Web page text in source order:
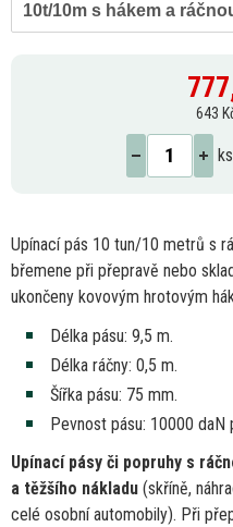
10t/10m s hákem a
643
ks
Upínací pás 10 tun/10 metrů s
břemene při přepravě nebo
ukončeny kovovým hrotovým
Délka pásu: 9,5 m.
Délka ráčny: 0,5 m.
Šířka pásu: 75 mm.
Pevnost pásu: 10000 daN
Upínací pásy či popruhy s
a těžšího nákladu (skříně,
celé osobní automobily). Při